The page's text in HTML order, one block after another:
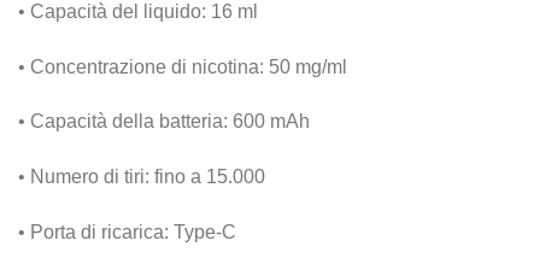
• Capacità del liquido: 16 ml
• Concentrazione di nicotina: 50 mg/ml
• Capacità della batteria: 600 mAh
• Numero di tiri: fino a 15.000
• Porta di ricarica: Type-C